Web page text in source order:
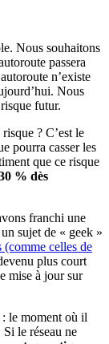
Nous souhaitons
passera
n’existe
Nous
futur.
? C’est le
pourra casser les
que ce risque
% dès
franchi une
sujet de « geek »
(comme celles de
plus court
mise à jour sur
: le moment où il
le réseau ne